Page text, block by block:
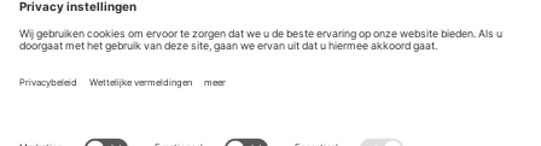
Service & Contact
Contact
FAQ
Werken bij ons